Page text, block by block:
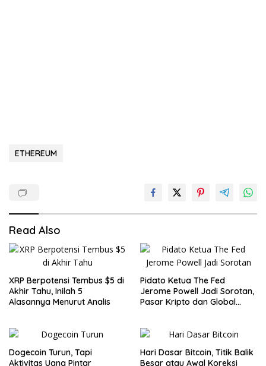
ETHEREUM
Read Also
XRP Berpotensi Tembus $5 di
Akhir Tahu, Inilah 5
Alasannya Menurut Analis
Pidato Ketua The Fed
Jerome Powell Jadi Sorotan,
Pasar Kripto dan Global
Dogecoin Turun, Tapi
Aktivitas Uang Pintar
Hari Dasar Bitcoin, Titik Balik
Besar atau Awal Koreksi